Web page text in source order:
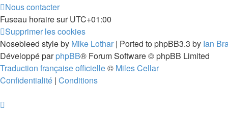
Nous contacter
Fuseau horaire surUTC+01:00
Supprimer les cookies
Nosebleed style by Mike Lothar | Ported to phpBB3.3 by Ian
Développé parphpBB® Forum Software © phpBB Limited
Traduction française officielle© Miles Cellar
Confidentialité | Conditions